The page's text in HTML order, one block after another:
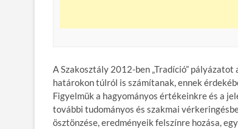
A Szakosztály 2012-ben „Tradíció”
határokon túlról is számítanak, ennek
Figyelmük a hagyományos értékeinkre és a
további tudományos és szakmai
ösztönzése, eredményeik felszínre hozása,